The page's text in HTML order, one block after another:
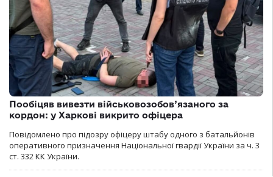
Пообіцяв вивезти військовозобов’язаного за
кордон: у Харкові викрито офіцера
Повідомлено про підозру офіцеру штабу одного з батальйонів
оперативного призначення Національної гвардії України за ч. 3
ст. 332 КК України.